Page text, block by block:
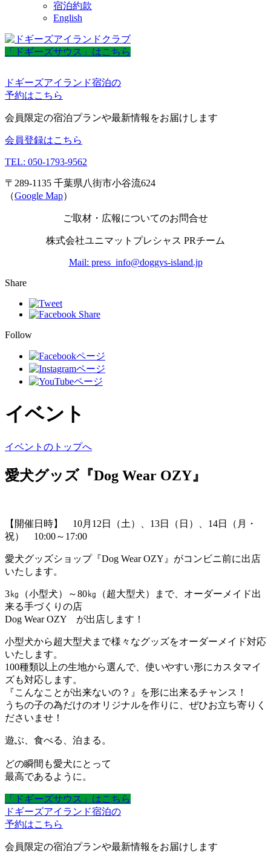
宿泊約款
English
「ドギーズサウス」はこちら
ドギーズアイランド宿泊の
予約はこちら
会員限定の宿泊プランや最新情報をお届けします
会員登録はこちら
TEL: 050-1793-9562
〒289-1135 千葉県八街市小谷流624
（Google Map）
ご取材・広報についてのお問合せ
株式会社ユニマットプレシャス PRチーム
Mail: press_info@doggys-island.jp
Share
Follow
イベント
イベントのトップへ
愛犬グッズ『Dog Wear OZY』
【開催日時】 10月12日（土）、13日（日）、14日（月・
祝） 10:00～17:00
愛犬グッズショップ『Dog Wear OZY』がコンビニ前に出店
いたします。
3㎏（小型犬）～80㎏（超大型犬）まで、オーダーメイド出
来る手づくりの店
Dog Wear OZY が出店します！
小型犬から超大型犬まで様々なグッズをオーダーメイド対応
いたします。
100種類以上の生地から選んで、使いやすい形にカスタマイ
ズも対応します。
『こんなことが出来ないの？』を形に出来るチャンス！
うちの子の為だけのオリジナルを作りに、ぜひお立ち寄りく
ださいませ！
遊ぶ、食べる、泊まる。
どの瞬間も愛犬にとって
最高であるように。
「ドギーズサウス」はこちら
ドギーズアイランド宿泊の
予約はこちら
会員限定の宿泊プランや最新情報をお届けします